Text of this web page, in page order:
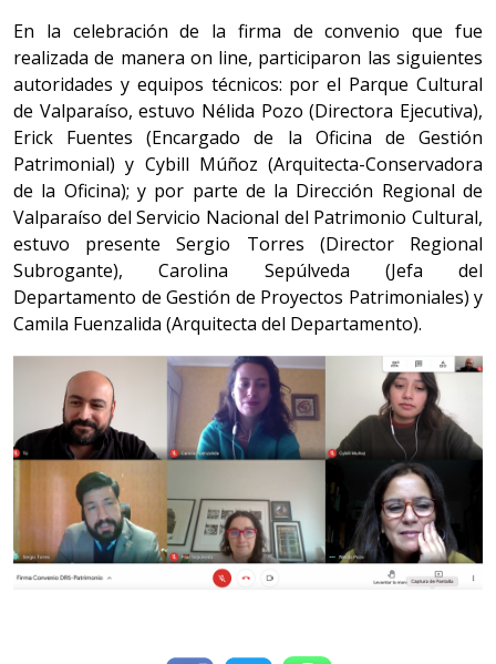
En la celebración de la firma de convenio que fue
realizada de manera on line, participaron las siguientes
autoridades y equipos técnicos: por el Parque Cultural
de Valparaíso, estuvo Nélida Pozo (Directora Ejecutiva),
Erick Fuentes (Encargado de la Oficina de Gestión
Patrimonial) y Cybill Múñoz (Arquitecta-Conservadora
de la Oficina); y por parte de la Dirección Regional de
Valparaíso del Servicio Nacional del Patrimonio Cultural,
estuvo presente Sergio Torres (Director Regional
Subrogante), Carolina Sepúlveda (Jefa del
Departamento de Gestión de Proyectos Patrimoniales) y
Camila Fuenzalida (Arquitecta del Departamento).